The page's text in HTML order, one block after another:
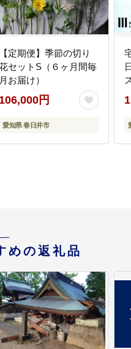
【定期便】季節の切り
セットS（６ヶ月間毎
月お届け）
106,000円
愛知県 春日井市
めの返礼品